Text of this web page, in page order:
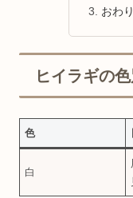
おわ
ヒイラギの
色
白